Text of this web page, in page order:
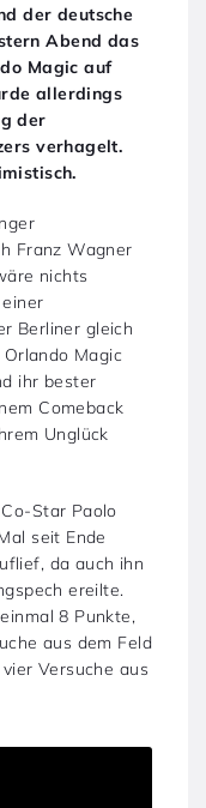
der deutsche
Abend das
Magic auf
allerdings
der
verhagelt.
Franz Wagner
nichts
Berliner gleich
Magic
ihr bester
Comeback
Unglück
Star Paolo
seit Ende
da auch ihn
ereilte.
8 Punkte,
aus dem Feld
Versuche aus